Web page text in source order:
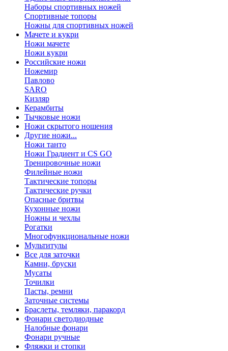
Наборы спортивных ножей
Спортивные топоры
Ножны для спортивных ножей
Мачете и кукри
Ножи мачете
Ножи кукри
Российские ножи
Ножемир
Павлово
SARO
Кизляр
Керамбиты
Тычковые ножи
Ножи скрытого ношения
Другие ножи...
Ножи танто
Ножи Градиент и CS GO
Тренировочные ножи
Филейные ножи
Тактические топоры
Тактические ручки
Опасные бритвы
Кухонные ножи
Ножны и чехлы
Рогатки
Многофункциональные ножи
Мультитулы
Все для заточки
Камни, бруски
Мусаты
Точилки
Пасты, ремни
Заточные системы
Браслеты, темляки, паракорд
Фонари светодиодные
Налобные фонари
Фонари ручные
Фляжки и стопки